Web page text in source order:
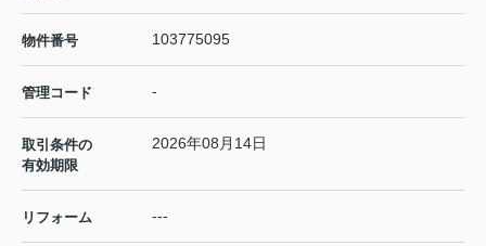
物件番号 103775095
管理コード -
取引条件の
有効期限
2026年08月14日
リフォーム ---